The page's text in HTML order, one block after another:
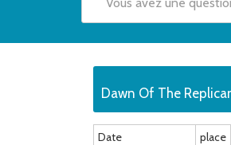
Dawn Of The
Date place